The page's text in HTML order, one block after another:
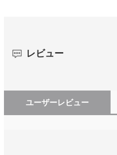
レビュー
ユーザーレビュー